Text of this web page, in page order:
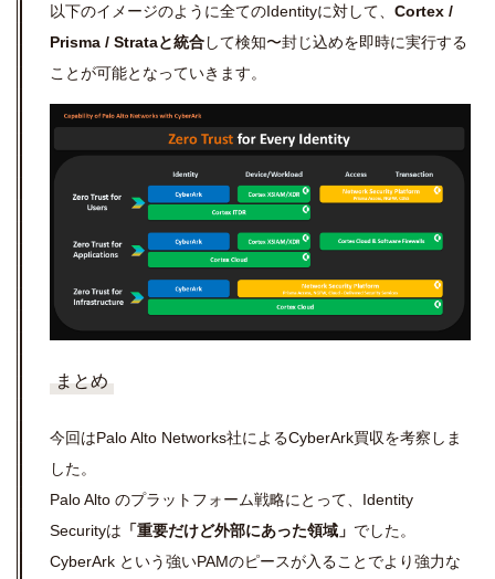
以下のイメージのように全てのIdentityに対して、 Cortex /
Prisma / Strataと統合して検知〜封じ込めを即時に実行する
ことが可能となっていきます。
まとめ
今回はPalo Alto Networks社によるCyberArk買収を考察しま
した。
Palo Alto のプラットフォーム戦略にとって、Identity
Securityは 「重要だけど外部にあった領域」 でした。
CyberArk という強いPAMのピースが入ることでより強力な